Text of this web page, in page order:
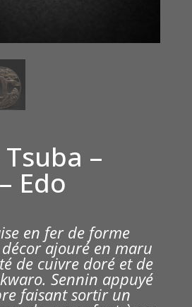
Tsuba –
Edo
en fer de forme
ajouré en maru
de cuivre doré et de
Sennin appuyé
faisant sortir un